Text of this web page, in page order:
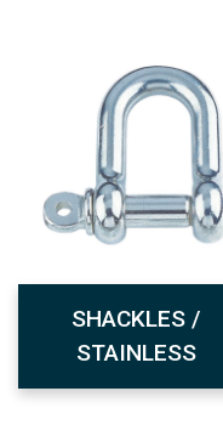
SHACKLES /
STAINLESS